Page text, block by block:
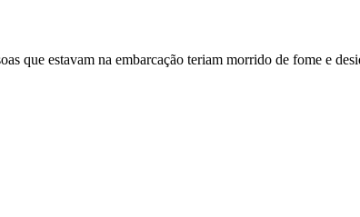
que estavam na embarcação teriam morrido de fome e